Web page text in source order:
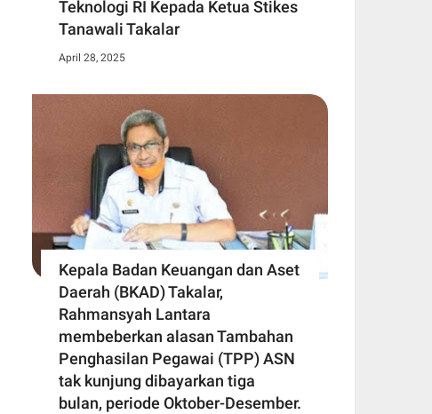
Teknologi RI Kepada Ketua Stikes
Tanawali Takalar
April 28, 2025
Kepala Badan Keuangan dan Aset
Daerah (BKAD) Takalar,
Rahmansyah Lantara
membeberkan alasan Tambahan
Penghasilan Pegawai (TPP) ASN
tak kunjung dibayarkan tiga
bulan, periode Oktober-Desember.